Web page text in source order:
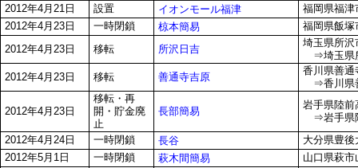
2012年4月21日
設置 イオンモール福津
福岡県福津
2012年4月23日
一時閉鎖 椋本簡易
福岡県飯塚
2012年4月23日
移転 所沢日吉
埼玉県所沢
⇒埼玉県
2012年4月23日
移転 善通寺吉原
香川県善通
⇒香川県
2012年4月23日
移転・再
開・貯金廃
止
長部簡易
岩手県陸前
⇒岩手県
2012年4月24日
一時閉鎖 長谷
大分県豊後
2012年5月1日
一時閉鎖 萩木間簡易
山口県萩市